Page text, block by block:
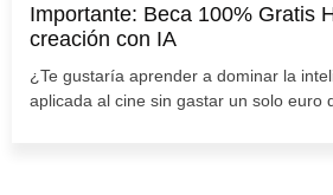
Importante: Beca 100% Gratis
creación con IA
¿Te gustaría aprender a dominar la
aplicada al cine sin gastar un solo euro